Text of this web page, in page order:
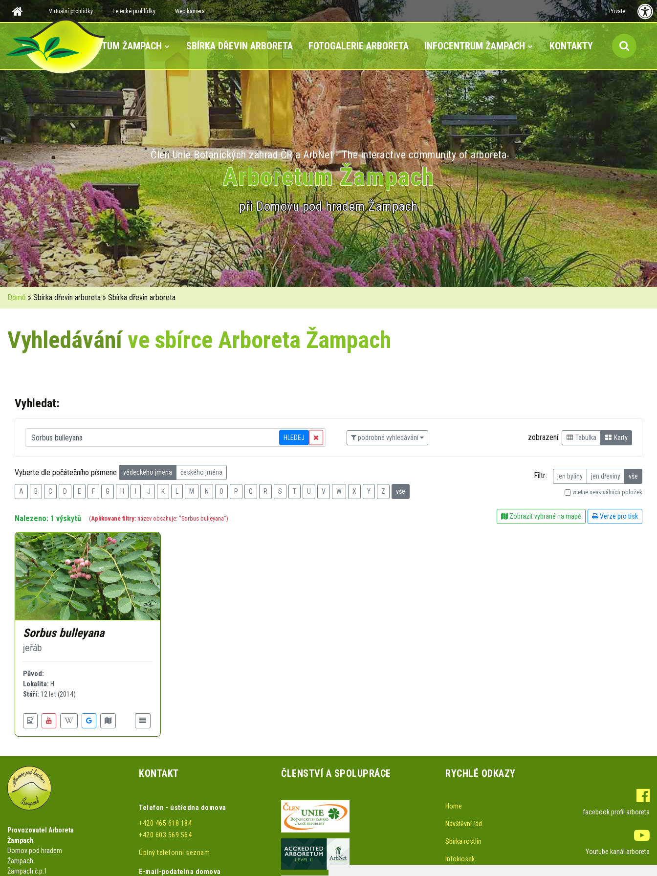
Virtuální prohlídky Letecké prohlídky Web kamera Private
ARBORETUM ŽAMPACH SBÍRKA DŘEVIN ARBORETA FOTOGALERIE ARBORETA INFOCENTRUM ŽAMPACH KONTAKTY
Člen Unie Botanických zahrad ČR a ArbNet - The interactive community of arboreta
Arboretum Žampach
při Domovu pod hradem Žampach
Domů » Sbírka dřevin arboreta » Sbírka dřevin arboreta
Vyhledáváníve sbírce Arboreta Žampach
Vyhledat:
HLEDEJ podrobné vyhledávání zobrazení: Tabulka Karty
Vyberte dle počátečního písmene vědeckého jména českého jména
A B C D E F G H J K M N O P Q R S T U V W X Y Z vše
Filtr: jen byliny jen dřeviny vše
včetně neaktuálních položek
Nalezeno: 1 výskytů (Aplikované filtry: název obsahuje: "Sorbus bulleyana") Zobrazit vybrané na mapě Verze pro tisk
Sorbus bulleyana
jeřáb
Původ:
Lokalita: H
Stáří: 12 let (2014)
Provozovatel Arboreta
Žampach
Domov pod hradem
Žampach
Žampach č.p.1
KONTAKT
Telefon - ústředna domova
+420 465 618 184
+420 603 569 564
Úplný telefonní seznam
E-mail-podatelna domova
ČLENSTVÍ A SPOLUPRÁCE RYCHLÉ ODKAZY
Home
Návštěvní řád
Sbírka rostlin
Infokiosek
facebook profil arboreta
Youtube kanál arboreta